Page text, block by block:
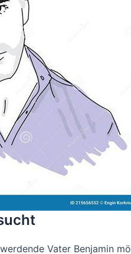
Vater Benjamin